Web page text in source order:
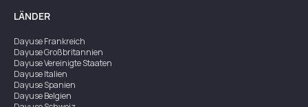
LÄNDER
DayuseFrankreich
DayuseGroßbritannien
DayuseVereinigte Staaten
DayuseItalien
DayuseSpanien
DayuseBelgien